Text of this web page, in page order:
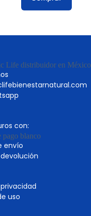
con:
envío
uso